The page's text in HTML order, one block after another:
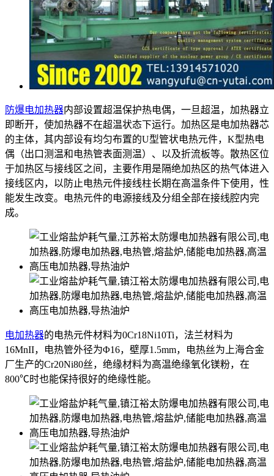
防爆电加热器内部设置超温保护热电偶，一旦超温，加热器立
即断开，使加热器不在超温状态下运行。加热区是电加热器芯
的主体，其内部设有均匀布置的U型管状电热元件，K型热电
偶（出口测温和电热管表面测温）、以及折流板等。散热区位
于加热区与接线区之间，主要作用是隔绝加热区的热气体进入
接线区内，以防止电热元件接线柱长期在高温条件下使用，性
能发生改变。电热元件的电源接线及分组全部在接线腔内完
成。
电加热器的电热元件材料为0Cr18Ni10Ti，法兰材料为
16MnII，电热管外径为Φ16，壁厚1.5mm，电热丝为上海合金
厂生产的Cr20Ni80丝，绝缘材料为高温绝缘氧化镁粉，在
800℃时也能保持很好的绝缘性能。